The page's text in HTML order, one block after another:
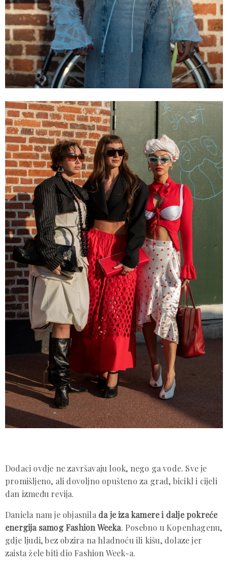
Dodaci ovdje ne završavaju look, nego ga vode. Sve je
promišljeno, ali dovoljno opušteno za grad, bicikl i cijeli
dan između revija.
Daniela nam je objasnila da je iza kamere i dalje pokreće
energija samog Fashion Weeka. Posebno u Kopenhagenu,
gdje ljudi, bez obzira na hladnoću ili kišu, dolaze jer
zaista žele biti dio Fashion Week-a.